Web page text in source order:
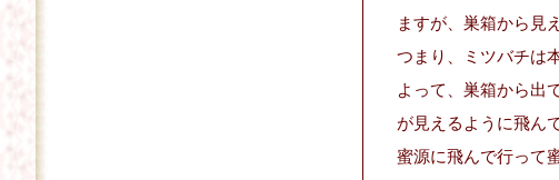
ますが、巣箱から見
つまり、ミツバチは
よって、巣箱から出
が見えるように飛ん
蜜源に飛んで行って